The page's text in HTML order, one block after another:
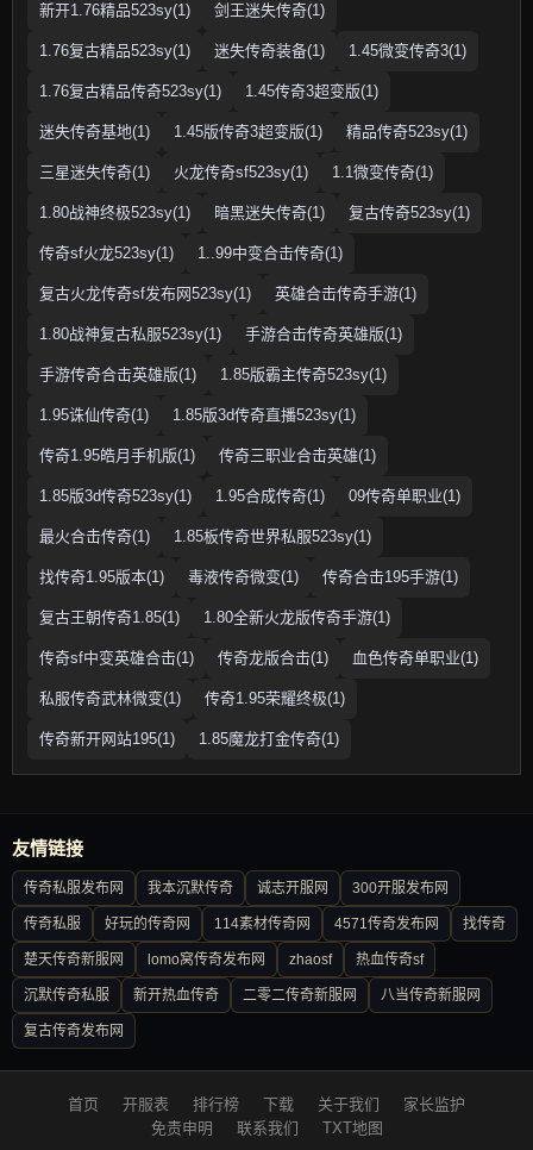
新开1.76精品523sy(1) 剑王迷失传奇(1)
1.76复古精品523sy(1) 迷失传奇装备(1) 1.45微变传奇3(1)
1.76复古精品传奇523sy(1) 1.45传奇3超变版(1)
迷失传奇基地(1) 1.45版传奇3超变版(1) 精品传奇523sy(1)
三星迷失传奇(1) 火龙传奇sf523sy(1) 1.1微变传奇(1)
1.80战神终极523sy(1) 暗黑迷失传奇(1) 复古传奇523sy(1)
传奇sf火龙523sy(1) 1..99中变合击传奇(1)
复古火龙传奇sf发布网523sy(1) 英雄合击传奇手游(1)
1.80战神复古私服523sy(1) 手游合击传奇英雄版(1)
手游传奇合击英雄版(1) 1.85版霸主传奇523sy(1)
1.95诛仙传奇(1) 1.85版3d传奇直播523sy(1)
传奇1.95皓月手机版(1) 传奇三职业合击英雄(1)
1.85版3d传奇523sy(1) 1.95合成传奇(1) 09传奇单职业(1)
最火合击传奇(1) 1.85板传奇世界私服523sy(1)
找传奇1.95版本(1) 毒液传奇微变(1) 传奇合击195手游(1)
复古王朝传奇1.85(1) 1.80全新火龙版传奇手游(1)
传奇sf中变英雄合击(1) 传奇龙版合击(1) 血色传奇单职业(1)
私服传奇武林微变(1) 传奇1.95荣耀终极(1)
传奇新开网站195(1) 1.85魔龙打金传奇(1)
友情链接
传奇私服发布网 我本沉默传奇 诚志开服网 300开服发布网
传奇私服 好玩的传奇网 114素材传奇网 4571传奇发布网 找传奇
楚天传奇新服网 lomo窝传奇发布网 zhaosf 热血传奇sf
沉默传奇私服 新开热血传奇 二零二传奇新服网 八当传奇新服网
复古传奇发布网
首页 开服表 排行榜 下载 关于我们
家长监护
免责申明
联系我们 TXT地图